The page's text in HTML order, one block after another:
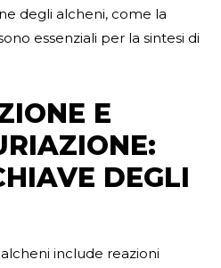
degli alcheni, come la
essenziali per la sintesi di
E
DEGLI
include reazioni